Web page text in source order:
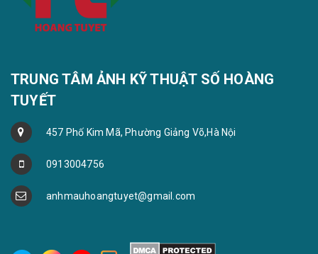
TRUNG TÂM ẢNH KỸ THUẬT SỐ HOÀNG
TUYẾT
457 Phố Kim Mã, Phường Giảng Võ,Hà Nội
0913004756
anhmauhoangtuyet@gmail.com